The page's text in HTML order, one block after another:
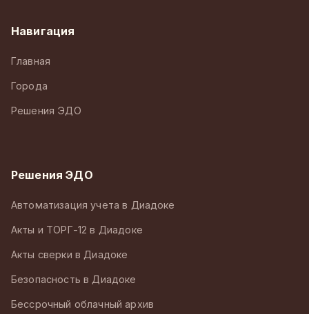
Навигация
Главная
Города
Решения ЭДО
Решения ЭДО
Автоматизация учета в Диадоке
Акты и ТОРГ-12 в Диадоке
Акты сверки в Диадоке
Безопасность в Диадоке
Бессрочный облачный архив